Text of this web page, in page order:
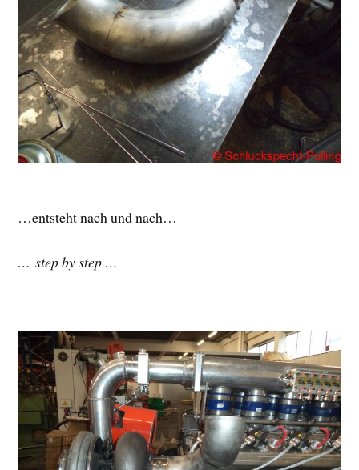
…entsteht nach und nach…
… step by step …